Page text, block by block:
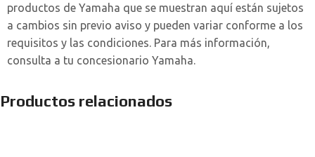
productos de Yamaha que se muestran aquí están sujetos
a cambios sin previo aviso y pueden variar conforme a los
requisitos y las condiciones. Para más información,
consulta a tu concesionario Yamaha.
Productos relacionados